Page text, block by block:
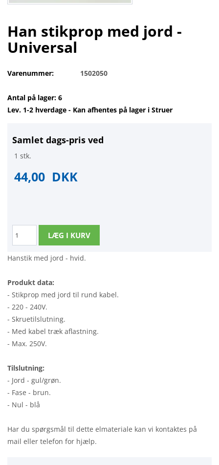
Han stikprop med jord -
Universal
Varenummer: 1502050
Antal på lager: 6
Lev. 1-2 hverdage - Kan afhentes på lager i Struer
Samlet dags-pris ved
1 stk.
44,00 DKK
Hanstik med jord - hvid.
Produkt data:
- Stikprop med jord til rund kabel.
- 220 - 240V.
- Skruetilslutning.
- Med kabel træk aflastning.
- Max. 250V.
Tilslutning:
- Jord - gul/grøn.
- Fase - brun.
- Nul - blå
Har du spørgsmål til dette elmateriale kan vi kontaktes på
mail eller telefon for hjælp.